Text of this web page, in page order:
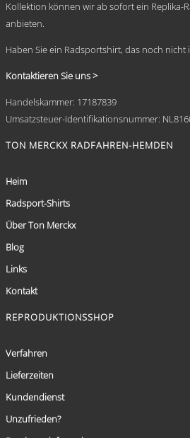
Kollektion können wir ab sofort ein Replika-
anbieten.
Haben Sie ein Radsportshirt, das noch nicht
Kontaktieren Sie uns >
Handelskammer: 17187839
Umsatzsteuer-Identifikationsnummer:
TON MERCKX RADFAHREN-HEMDEN
Heim
Radsport-Shirts
Über Ton Merckx
Blog
Links
Kontakt
REPRODUKTIONSSHOP
Verfahren
Lieferzeiten
Kundendienst
Unzufrieden?